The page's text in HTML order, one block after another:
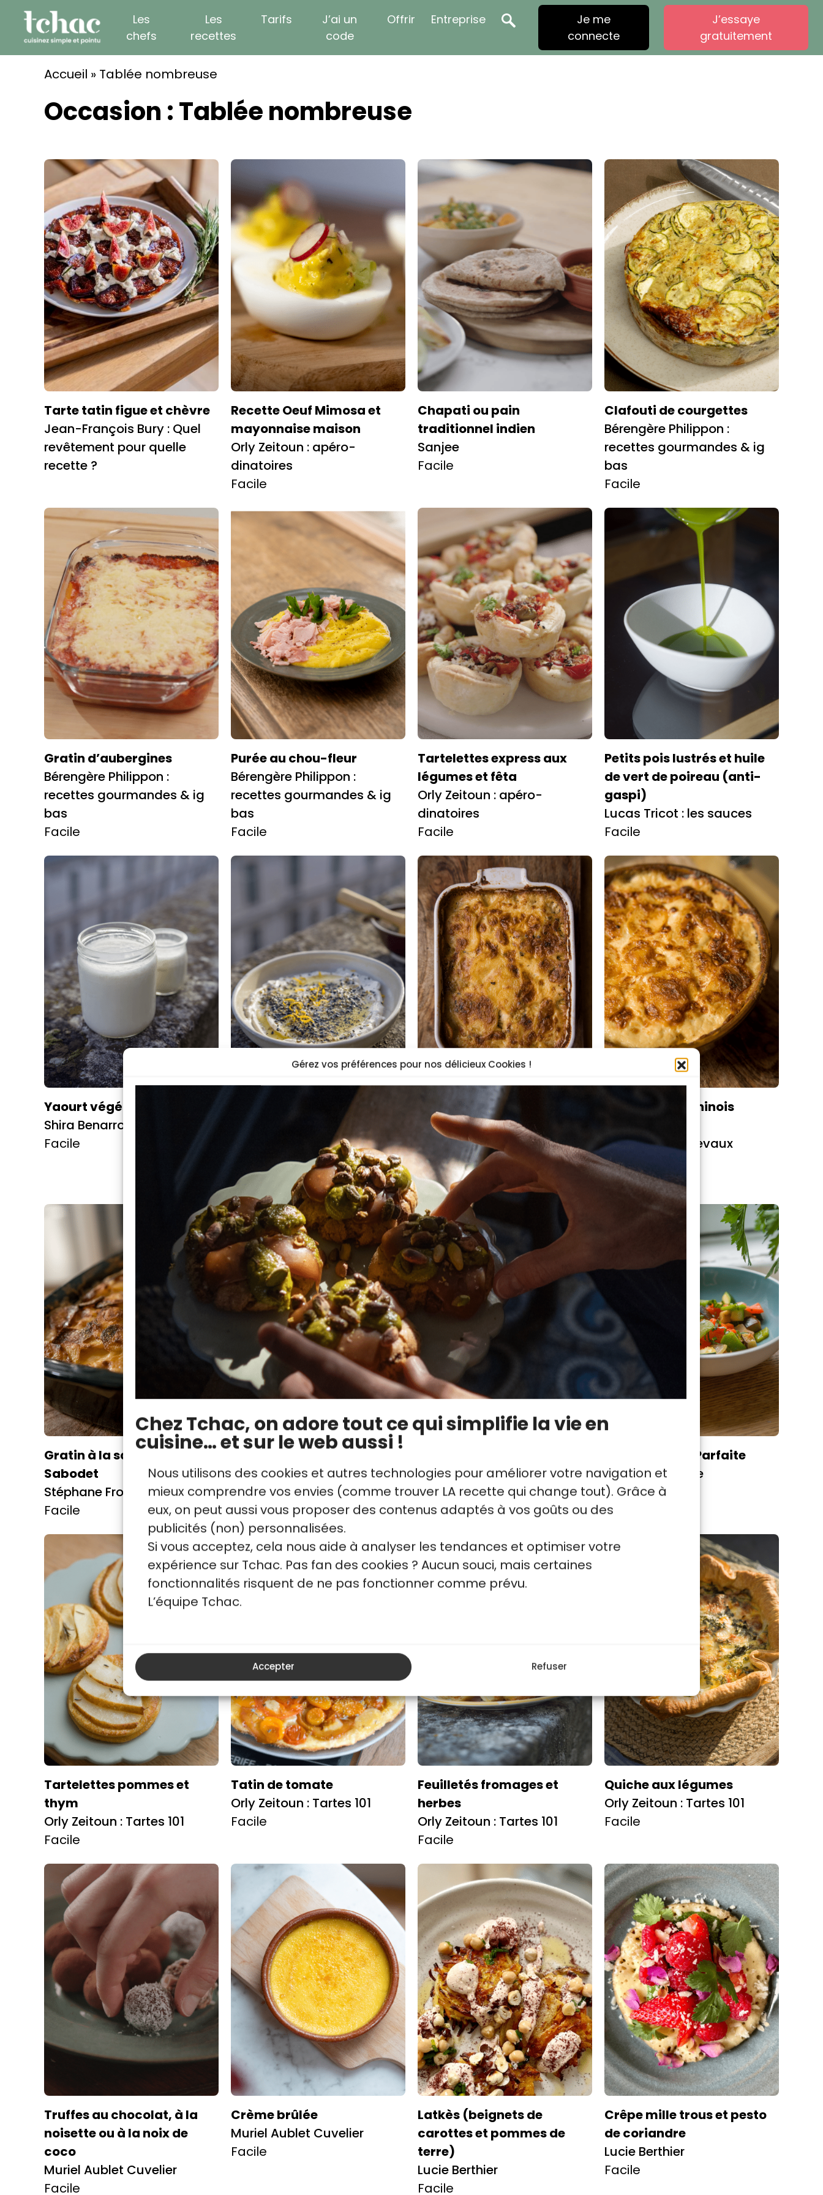
Gérez vos préférences pour nos délicieux Cookies !
Chez Tchac, on adore tout ce qui simplifie la vie en
cuisine… et sur le web aussi !
Nous utilisons des cookies et autres technologies pour améliorer votre navigation et
mieux comprendre vos envies (comme trouver LA recette qui change tout). Grâce à
eux, on peut aussi vous proposer des contenus adaptés à vos goûts ou des
publicités (non) personnalisées.
Si vous acceptez, cela nous aide à analyser les tendances et optimiser votre
expérience sur Tchac. Pas fan des cookies ? Aucun souci, mais certaines
fonctionnalités risquent de ne pas fonctionner comme prévu.
L’équipe Tchac.
Accepter Refuser
content
Les
chefs
Les
recettes
Tarifs
J’ai un
code
Offrir Entreprise
Je me
connecte
J’essaye
gratuitement
Accueil » Tablée nombreuse
Occasion :Tablée nombreuse
Tarte tatin figue et chèvre
Jean-François Bury : Quel
revêtement pour quelle
recette ?
Recette Oeuf Mimosa et
mayonnaise maison
Orly Zeitoun : apéro-
dinatoires
Facile
Chapati ou pain
traditionnel indien
Sanjee
Facile
Clafouti de courgettes
Bérengère Philippon :
recettes gourmandes & ig
bas
Facile
Gratin d’aubergines
Bérengère Philippon :
recettes gourmandes & ig
bas
Facile
Purée au chou-fleur
Bérengère Philippon :
recettes gourmandes & ig
bas
Facile
Tartelettes express aux
légumes et fêta
Orly Zeitoun : apéro-
dinatoires
Facile
Petits pois lustrés et huile
de vert de poireau (anti-
gaspi)
Lucas Tricot : les sauces
Facile
Yaourt végétal maison
Shira Benarroch
Facile
Cream cheese végétal
(fromage à tartiner
Shira Benarroch
Facile
Gratin de poireaux à la
marjolaine
Stéphane Froidevaux
Facile
Le gratin dauphinois
Stéphane Froidevaux
Facile
Gratin à la saucisse
Sabodet
Stéphane Froidevaux
Facile
La cuisson du Poulet rôti
Arthur Le Caisne
Facile
Arthur Le Caisne
Intermédiaire
La Ratatouille Parfaite
Arthur Le Caisne
Facile
Tartelettes pommes et
thym
Orly Zeitoun : Tartes 101
Facile
Tatin de tomate
Orly Zeitoun : Tartes 101
Facile
Feuilletés fromages et
herbes
Orly Zeitoun : Tartes 101
Facile
Quiche aux légumes
Orly Zeitoun : Tartes 101
Facile
Truffes au chocolat, à la
noisette ou à la noix de
coco
Muriel Aublet Cuvelier
Facile
Crème brûlée
Muriel Aublet Cuvelier
Facile
Latkès (beignets de
carottes et pommes de
terre)
Lucie Berthier
Facile
Crêpe mille trous et pesto
de coriandre
Lucie Berthier
Facile